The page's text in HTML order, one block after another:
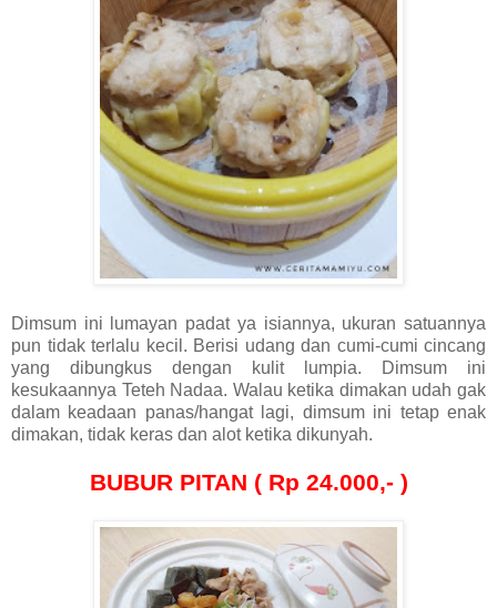
Dimsum ini lumayan padat ya isiannya, ukuran satuannya
pun tidak terlalu kecil. Berisi udang dan cumi-cumi cincang
yang dibungkus dengan kulit lumpia. Dimsum ini
kesukaannya Teteh Nadaa. Walau ketika dimakan udah gak
dalam keadaan panas/hangat lagi, dimsum ini tetap enak
dimakan, tidak keras dan alot ketika dikunyah.
BUBUR PITAN ( Rp 24.000,- )